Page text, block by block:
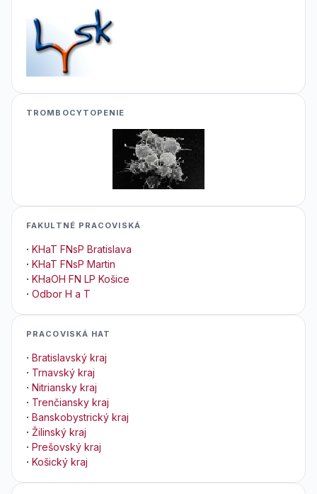
TROMBOCYTOPENIE
FAKULTNÉ PRACOVISKÁ
· KHaT FNsP Bratislava
· KHaT FNsP Martin
· KHaOH FN LP Košice
· Odbor H a T
PRACOVISKÁ HAT
· Bratislavský kraj
· Trnavský kraj
· Nitriansky kraj
· Trenčiansky kraj
· Banskobystrický kraj
· Žilinský kraj
· Prešovský kraj
· Košický kraj